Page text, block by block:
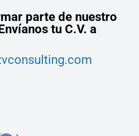
parte de nuestro
tu C.V. a